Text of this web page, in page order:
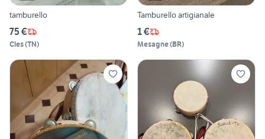
tamburello
75 €
Cles(TN)
Tamburello artigianale
1 €
Mesagne(BR)